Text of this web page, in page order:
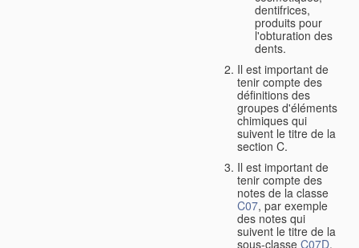
dentifrices,
produits pour
l'obturation des
dents.
Il est important de
tenir compte des
définitions des
groupes d'éléments
chimiques qui
suivent le titre de la
section C.
Il est important de
tenir compte des
notes de la classe
C07, par exemple
des notes qui
suivent le titre de la
sous-classe C07D,